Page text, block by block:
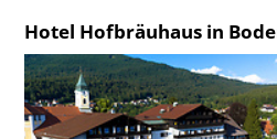
Hotel Hofbräuhaus in